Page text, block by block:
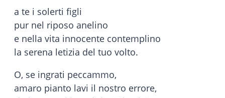
a te i solerti figli
pur nel riposo anelino
e nella vita innocente contemplino
la serena letizia del tuo volto.
O, se ingrati peccammo,
amaro pianto lavi il nostro errore,